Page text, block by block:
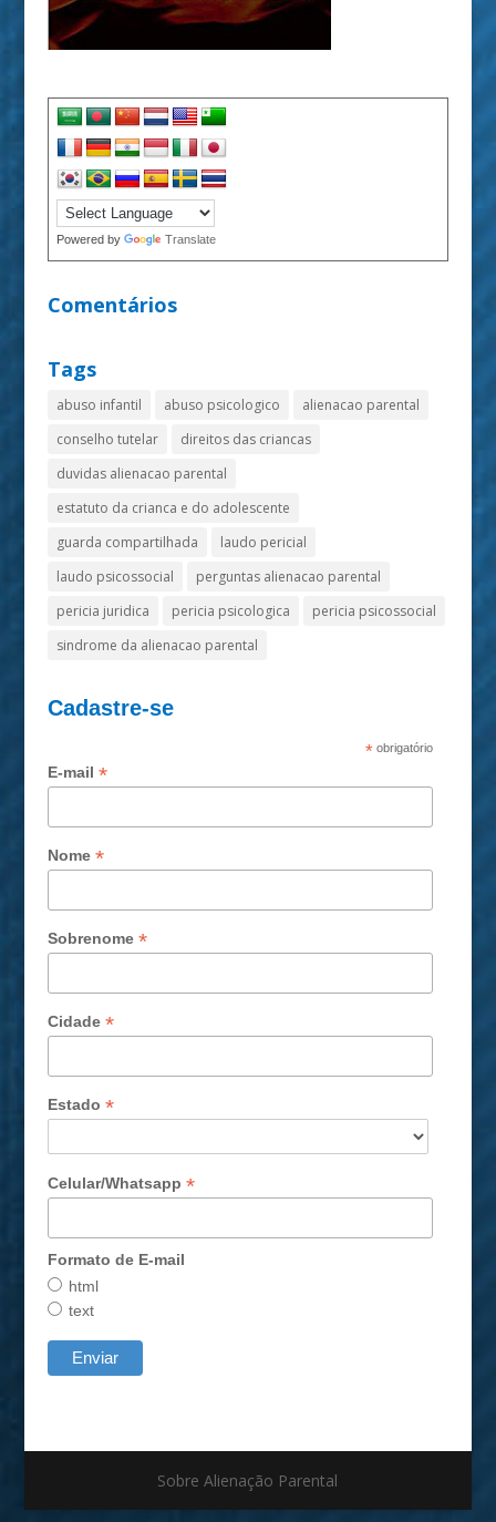
Powered by Translate
Comentários
Tags
abuso infantil abuso psicologico
alienacao parental
conselho tutelar
direitos das criancas
duvidas alienacao parental
estatuto da crianca e do adolescente
guarda compartilhada
laudo pericial
laudo psicossocial
perguntas alienacao parental
pericia juridica
pericia psicologica
pericia psicossocial
sindrome da alienacao parental
Cadastre-se
*obrigatório
E-mail *
Nome *
Sobrenome *
Cidade *
Estado *
Celular/Whatsapp *
Formato de E-mail
html
text
Sobre Alienação Parental